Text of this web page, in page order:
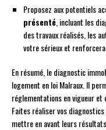
Proposez aux potentiels
présenté , incluant les
des travaux réalisés, les
votre sérieux et
En résumé, le diagnostic
logement en loi Malraux. Il
réglementations en vigueur et
Faites réaliser vos
mettre en avant leurs